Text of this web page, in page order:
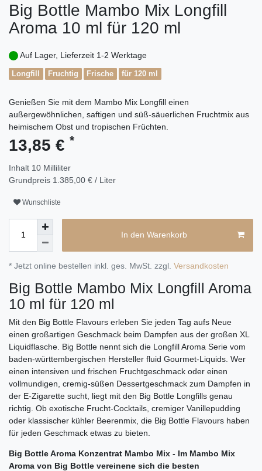
Big Bottle Mambo Mix Longfill
Aroma 10 ml für 120 ml
Auf Lager, Lieferzeit 1-2 Werktage
Longfill Fruchtig Frische für 120 ml
Genießen Sie mit dem Mambo Mix Longfill einen
außergewöhnlichen, saftigen und süß-säuerlichen Fruchtmix aus
heimischem Obst und tropischen Früchten.
13,85 € *
Inhalt 10 Milliliter
Grundpreis 1.385,00 € / Liter
Wunschliste
In den Warenkorb
* Jetzt online bestellen inkl. ges. MwSt. zzgl. Versandkosten
Big Bottle Mambo Mix Longfill Aroma
10 ml für 120 ml
Mit den Big Bottle Flavours erleben Sie jeden Tag aufs Neue
einen großartigen Geschmack beim Dampfen aus der großen XL
Liquidflasche. Big Bottle nennt sich die Longfill Aroma Serie vom
baden-württembergischen Hersteller fluid Gourmet-Liquids. Wer
einen intensiven und frischen Fruchtgeschmack oder einen
vollmundigen, cremig-süßen Dessertgeschmack zum Dampfen in
der E-Zigarette sucht, liegt mit den Big Bottle Longfills genau
richtig. Ob exotische Frucht-Cocktails, cremiger Vanillepudding
oder klassischer kühler Beerenmix, die Big Bottle Flavours haben
für jeden Geschmack etwas zu bieten.
Big Bottle Aroma Konzentrat Mambo Mix - Im Mambo Mix
Aroma von Big Bottle vereinene sich die besten